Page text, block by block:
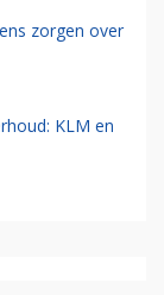
zorgen over
KLM en